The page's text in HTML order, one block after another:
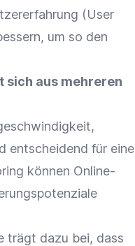
(User
um so den
aus mehreren
entscheidend für eine
können Online-
trägt dazu bei, dass